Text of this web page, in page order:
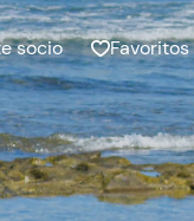
socio Favoritos